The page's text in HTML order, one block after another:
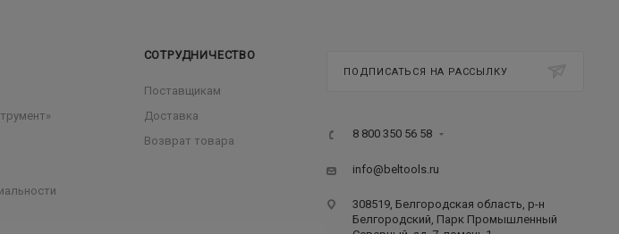
СОТРУДНИЧЕСТВО
Поставщикам
Доставка
Возврат товара
ПОДПИСАТЬСЯ НА РАССЫЛКУ
8 800 350 56 58
info@beltools.ru
308519, Белгородская область, р-н
Белгородский, Парк Промышленный